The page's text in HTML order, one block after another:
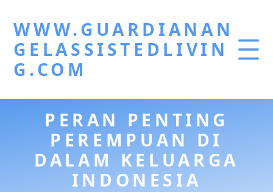
WWW.GUARDIANAN
GELASSISTEDLIVIN
G.COM
PERAN PENTING
PEREMPUAN DI
DALAM KELUARGA
INDONESIA